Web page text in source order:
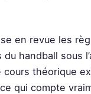
en revue les
handball sous
cours théorique
qui compte